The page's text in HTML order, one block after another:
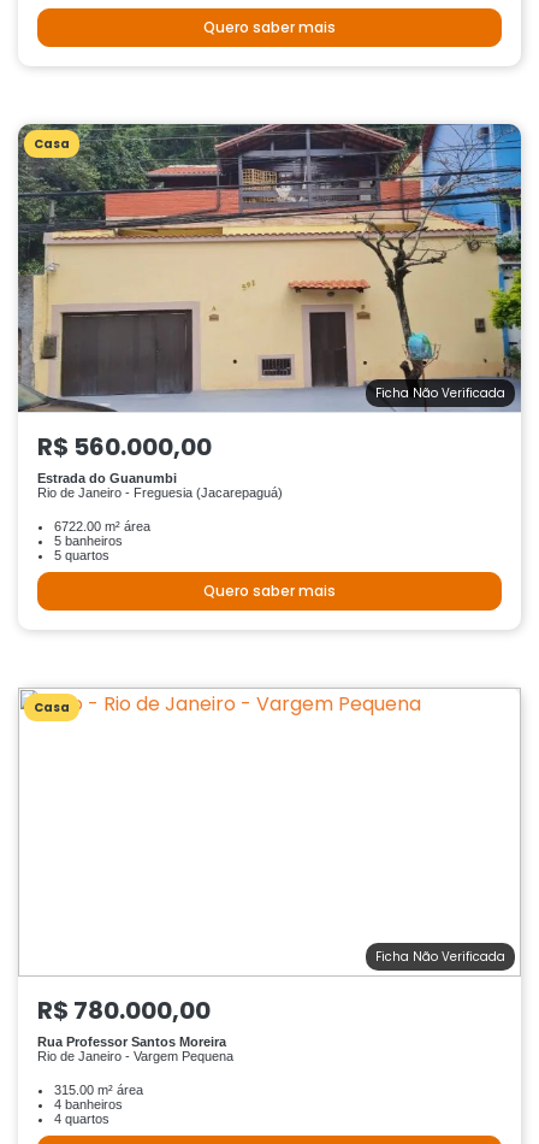
Quero saber mais
Casa
Ficha Não Verificada
R$ 560.000,00
Estrada do Guanumbi
Rio de Janeiro - Freguesia (Jacarepaguá)
6722.00 m² área
5 banheiros
5 quartos
Quero saber mais
Casa
Ficha Não Verificada
R$ 780.000,00
Rua Professor Santos Moreira
Rio de Janeiro - Vargem Pequena
315.00 m² área
4 banheiros
4 quartos